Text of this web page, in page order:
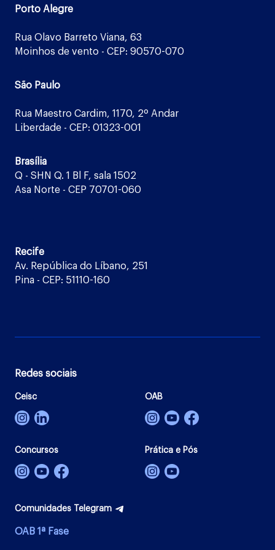
Porto Alegre
Rua Olavo Barreto Viana, 63
Moinhos de vento - CEP: 90570-070
São Paulo
Rua Maestro Cardim, 1170, 2º Andar
Liberdade - CEP: 01323-001
Brasília
Q - SHN Q. 1 Bl F, sala 1502
Asa Norte - CEP 70701-060
Recife
Av. República do Líbano, 251
Pina - CEP: 51110-160
Redes sociais
Ceisc OAB
Concursos Prática e Pós
Comunidades Telegram
OAB 1ª Fase